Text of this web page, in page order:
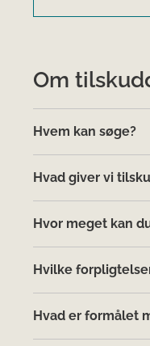
Om
Hvem kan søge?
Hvad giver vi
Hvor meget kan
Hvilke
Hvad er formålet